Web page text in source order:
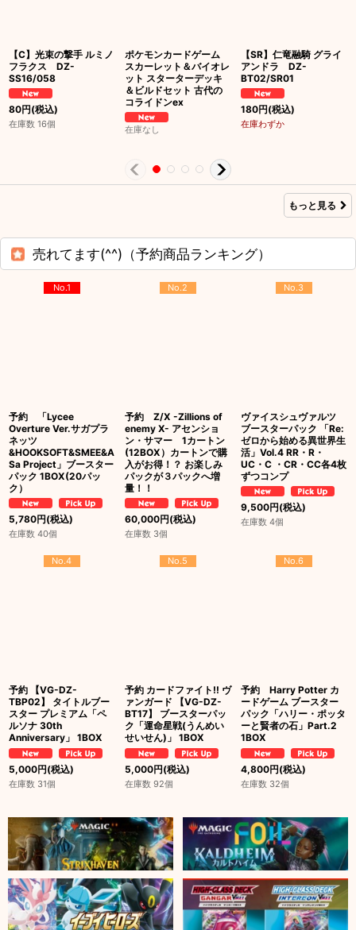
【C】光束の撃手 ルミノ
フラクス DZ-
SS16/058
80円(税込)
在庫数 16個
ポケモンカードゲーム
スカーレット＆バイオレ
ット スターターデッキ
＆ビルドセット 古代の
コライドンex
在庫なし
【SR】仁竜融騎 グライ
アンドラ DZ-
BT02/SR01
180円(税込)
在庫わずか
もっと見る
売れてます(^^)（予約商品ランキング）
No.1
予約 「Lycee
Overture Ver.サガプラ
ネッツ
&HOOKSOFT&SMEE&A
Sa Project」ブースター
パック 1BOX(20パッ
ク）
5,780円(税込)
在庫数 40個
No.2
予約 Z/X -Zillions of
enemy X- アセンショ
ン・サマー 1カートン
(12BOX）カートンで購
入がお得！？ お楽しみ
パックが３パックへ増
量！！
60,000円(税込)
在庫数 3個
No.3
ヴァイスシュヴァルツ
ブースターパック 「Re:
ゼロから始める異世界生
活」Vol.4 RR・R・
UC・C ・CR・CC各4枚
ずつコンプ
9,500円(税込)
在庫数 4個
No.4
予約 【VG-DZ-
TBP02】 タイトルブー
スター プレミアム「ペ
ルソナ 30th
Anniversary」 1BOX
5,000円(税込)
在庫数 31個
No.5
予約 カードファイト!! ヴ
ァンガード 【VG-DZ-
BT17】 ブースターパッ
ク「運命星戦(うんめい
せいせん)」 1BOX
5,000円(税込)
在庫数 92個
No.6
予約 Harry Potter カ
ードゲーム ブースター
パック「ハリー・ポッタ
ーと賢者の石」Part.2
1BOX
4,800円(税込)
在庫数 32個